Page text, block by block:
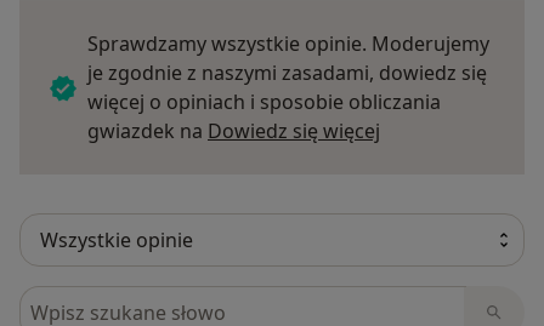
Sprawdzamy wszystkie opinie. Moderujemy
je zgodnie z naszymi zasadami, dowiedz się
więcej o opiniach i sposobie obliczania
gwiazdek na Dowiedz się więcej
Szukaj w opiniach